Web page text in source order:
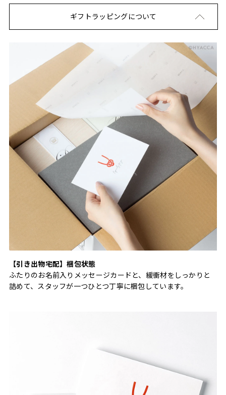
ギフトラッピングについて
【引き出物宅配】梱包状態
ふたりのお名前入りメッセージカードと、緩衝材をしっかりと
詰めて、スタッフが一つひとつ丁寧に梱包しています。